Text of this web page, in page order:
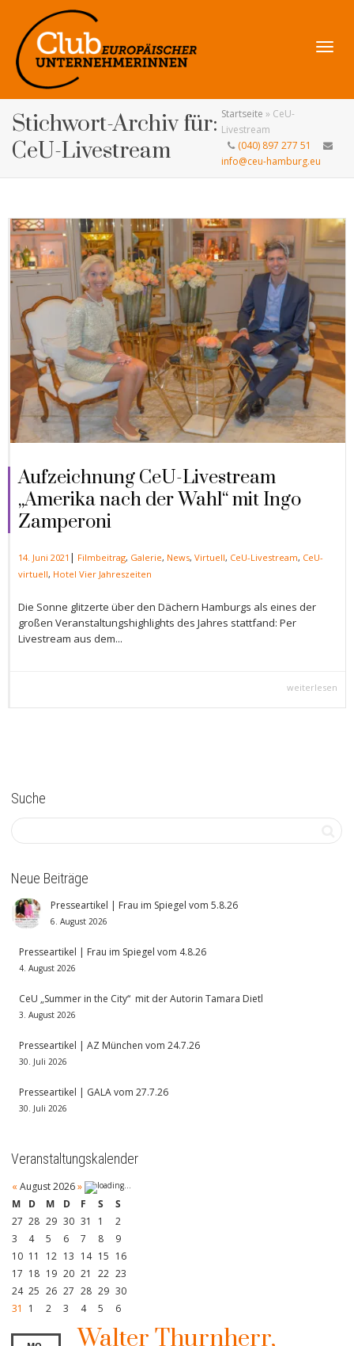
Stichwort-Archiv für:
CeU-Livestream
Startseite » CeU-
Livestream
(040) 897 277 51
info@ceu-hamburg.eu
Aufzeichnung CeU-Livestream
„Amerika nach der Wahl“ mit Ingo
Zamperoni
14. Juni 2021 | Filmbeitrag, Galerie, News, Virtuell, CeU-Livestream, CeU-
virtuell, Hotel Vier Jahreszeiten
Die Sonne glitzerte über den Dächern Hamburgs als eines der
großen Veranstaltungshighlights des Jahres stattfand: Per
Livestream aus dem...
weiterlesen
Suche
Neue Beiträge
Presseartikel | Frau im Spiegel vom 5.8.26
6. August 2026
Presseartikel | Frau im Spiegel vom 4.8.26
4. August 2026
CeU „Summer in the City“ mit der Autorin Tamara Dietl
3. August 2026
Presseartikel | AZ München vom 24.7.26
30. Juli 2026
Presseartikel | GALA vom 27.7.26
30. Juli 2026
Veranstaltungskalender
« August 2026»
M
D M D F S
S
27 28 29 30 31 1
2
3
4 5 6 7 8
9
10 11 12 13 14 15 16
17 18 19 20 21 22 23
24 25 26 27 28 29 30
31
1 2 3 4 5 6
Walter Thurnherr,